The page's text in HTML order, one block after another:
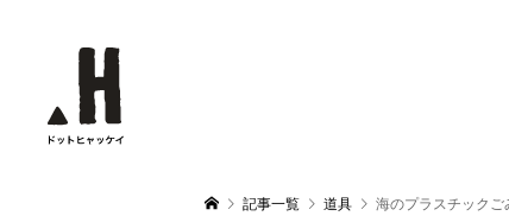
記事一覧 道具 海のプラスチック